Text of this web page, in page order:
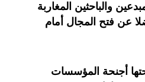
والباحثين المغاربة
عن فتح المجال أمام
أجنحة المؤسسات